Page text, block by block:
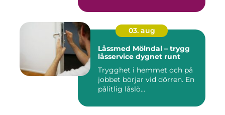
03. aug
Låssmed Mölndal – trygg
låsservice dygnet runt
Trygghet i hemmet och på
jobbet börjar vid dörren. En
pålitlig låslö...